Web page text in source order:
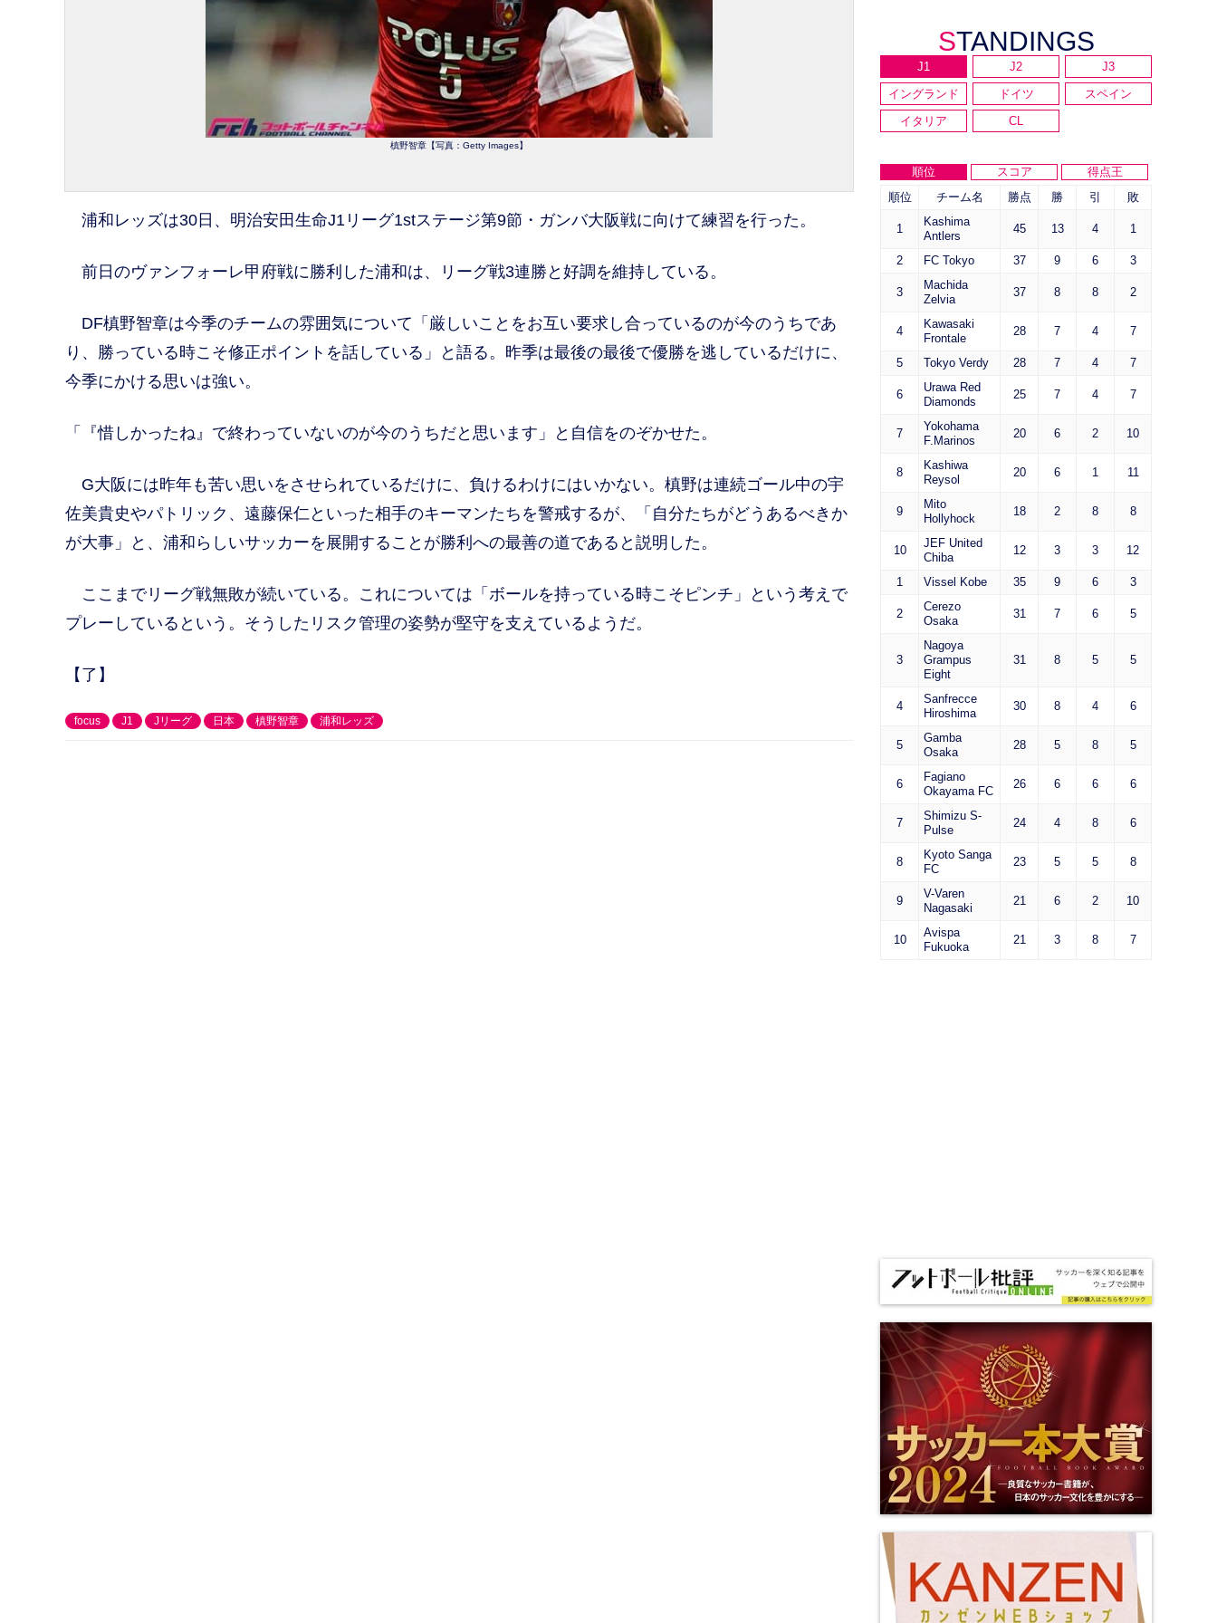
槙野智章【写真：Getty Images】
浦和レッズは30日、明治安田生命J1リーグ1stステージ第9節・ガンバ大阪戦に向けて練習を行った。
前日のヴァンフォーレ甲府戦に勝利した浦和は、リーグ戦3連勝と好調を維持している。
DF槙野智章は今季のチームの雰囲気について「厳しいことをお互い要求し合っているのが今のうちであ
り、勝っている時こそ修正ポイントを話している」と語る。昨季は最後の最後で優勝を逃しているだけに、
今季にかける思いは強い。
「『惜しかったね』で終わっていないのが今のうちだと思います」と自信をのぞかせた。
G大阪には昨年も苦い思いをさせられているだけに、負けるわけにはいかない。槙野は連続ゴール中の宇
佐美貴史やパトリック、遠藤保仁といった相手のキーマンたちを警戒するが、「自分たちがどうあるべきか
が大事」と、浦和らしいサッカーを展開することが勝利への最善の道であると説明した。
ここまでリーグ戦無敗が続いている。これについては「ボールを持っている時こそピンチ」という考えで
プレーしているという。そうしたリスク管理の姿勢が堅守を支えているようだ。
【了】
focus J1 Jリーグ 日本 槙野智章 浦和レッズ
STANDINGS
J1 J2
J3
イングランド
ドイツ
スペイン
イタリア
CL
順位 スコア
得点王
順位
チーム名 勝点 勝 引 敗
1
Kashima
Antlers
45 13 4 1
2 FC Tokyo 37 9 6 3
3
Machida
Zelvia
37 8 8 2
4
Kawasaki
Frontale
28 7 4 7
5 Tokyo Verdy 28 7 4 7
6
Urawa Red
Diamonds
25 7 4 7
7
Yokohama
F.Marinos
20 6 2 10
8
Kashiwa
Reysol
20 6 1 11
9
Mito
Hollyhock
18 2 8 8
10
JEF United
Chiba
12 3 3 12
1 Vissel Kobe 35 9 6 3
2
Cerezo
Osaka
31 7 6 5
3
Nagoya
Grampus
Eight
31 8 5 5
4
Sanfrecce
Hiroshima
30 8 4 6
5
Gamba
Osaka
28 5 8 5
6
Fagiano
Okayama FC
26 6 6 6
7
Shimizu S-
Pulse
24 4 8 6
8
Kyoto Sanga
FC
23 5 5 8
9
V-Varen
Nagasaki
21 6 2 10
10
Avispa
Fukuoka
21 3 8 7